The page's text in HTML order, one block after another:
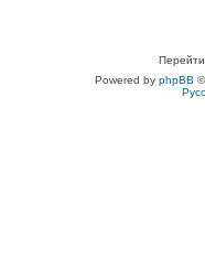
Powered by phpBB